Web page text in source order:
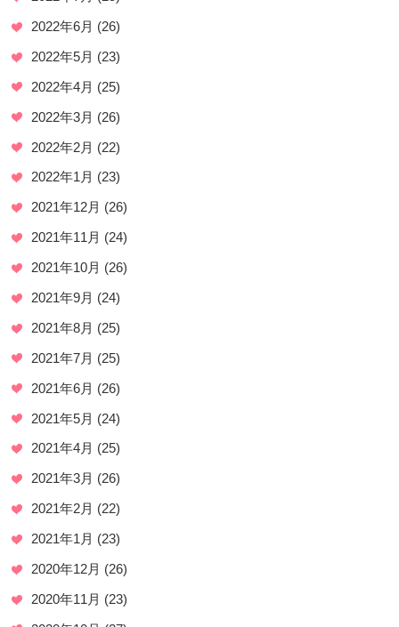
2022年6月 (26)
2022年5月 (23)
2022年4月 (25)
2022年3月 (26)
2022年2月 (22)
2022年1月 (23)
2021年12月 (26)
2021年11月 (24)
2021年10月 (26)
2021年9月 (24)
2021年8月 (25)
2021年7月 (25)
2021年6月 (26)
2021年5月 (24)
2021年4月 (25)
2021年3月 (26)
2021年2月 (22)
2021年1月 (23)
2020年12月 (26)
2020年11月 (23)